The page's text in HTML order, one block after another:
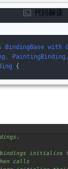
BindingBase with
, PaintingBinding
{
代码解读